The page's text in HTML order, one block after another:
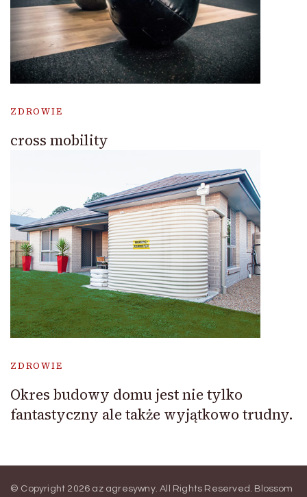
ZDROWIE
cross mobility
ZDROWIE
Okres budowy domu jest nie tylko
fantastyczny ale także wyjątkowo trudny.
© Copyright 2026 az agresywny. All Rights Reserved. Blossom